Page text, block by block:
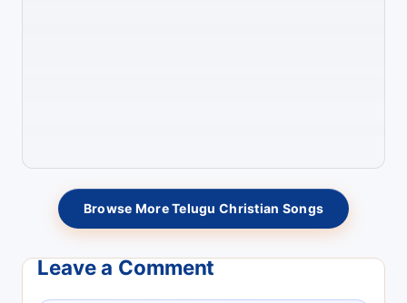
Browse More Telugu Christian Songs
Leave a Comment